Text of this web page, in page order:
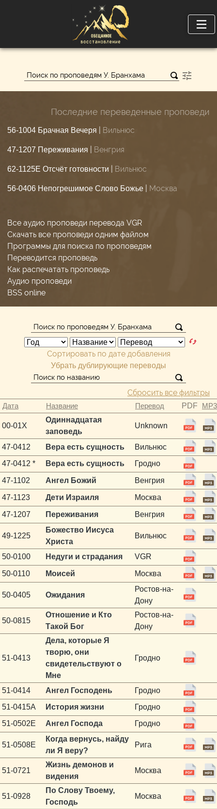
Последние переведенные проповеди
56-1004 Брачная Вечеря Вильнюс
47-1207 Переживания Венгрия
62-1125E Отсчёт готовности Вильнюс
56-0406 Непогрешимое Слово Божье Москва
Все аудио проповеди перевода VGR
Скачать все проповеди одним файлом
Программы для поиска по проповедям
Переводится проповедь
Как распечатать проповедь
Аудио проповеди
BSS online
Сортировать по дате добавления
Убрать дублирующие переводы
Сбросить все фильтры
Дата Название Перевод PDF MP3
00-01X
Одиннадцатая
заповедь
Unknown
47-0412 Вера есть сущность
Вильнюс
47-0412 *
Вера есть сущность Гродно
47-1102 Ангел Божий Венгрия
47-1123 Дети Израиля Москва
47-1207 Переживания Венгрия
49-1225
Божество Иисуса
Христа
Вильнюс
50-0100 Недуги и страдания VGR
50-0110 Моисей Москва
50-0405 Ожидания
Ростов-на-
Дону
50-0815
Отношение и Кто
Такой Бог
Ростов-на-
Дону
51-0413
Дела, которые Я
творю, они
свидетельствуют о
Мне
Гродно
51-0414 Ангел Господень
Гродно
51-0415A
История жизни
Гродно
51-0502E
Ангел Господа Гродно
51-0508E
Когда вернусь, найду
ли Я веру?
Рига
51-0721
Жизнь демонов и
видения
Москва
51-0928
По Слову Твоему,
Господь
Москва